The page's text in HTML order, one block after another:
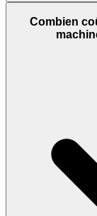
Combien